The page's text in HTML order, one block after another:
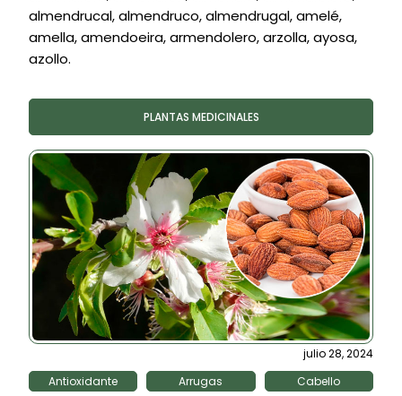
almendrucal, almendruco, almendrugal, amelé,
amella, amendoeira, armendolero, arzolla, ayosa,
azollo.
PLANTAS MEDICINALES
julio 28, 2024
Antioxidante
Arrugas
Cabello